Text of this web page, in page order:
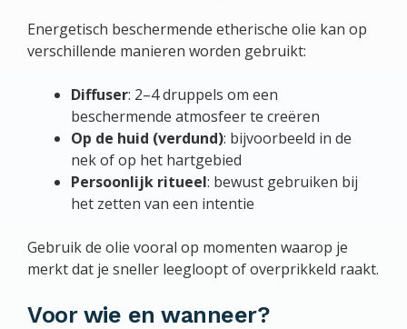
Energetisch beschermende etherische olie kan op
verschillende manieren worden gebruikt:
Diffuser: 2–4 druppels om een
beschermende atmosfeer te creëren
Op de huid (verdund): bijvoorbeeld in de
nek of op het hartgebied
Persoonlijk ritueel: bewust gebruiken bij
het zetten van een intentie
Gebruik de olie vooral op momenten waarop je
merkt dat je sneller leegloopt of overprikkeld raakt.
Voor wie en wanneer?